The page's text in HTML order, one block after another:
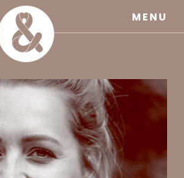
MaatschapWij
MENU